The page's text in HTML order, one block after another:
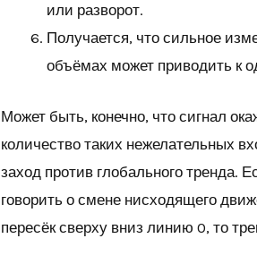
или разворот.
Получается, что сильное
объёмах может приводить к
Может быть, конечно, что сигнал
количество таких нежелательных
заход против глобального тренда.
говорить о смене нисходящего
пересёк сверху вниз линию 0, то